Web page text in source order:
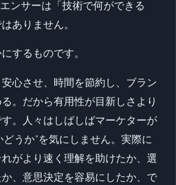
ンサーは「技術で何ができる
ありません。
するものです。
心させ、時間を節約し、ブラン
。だから有用性が目新しさより
。人々はしばしばマーケターが
どうか”を気にしません。実際に
がより速く理解を助けたか、選
、意思決定を容易にしたか、で